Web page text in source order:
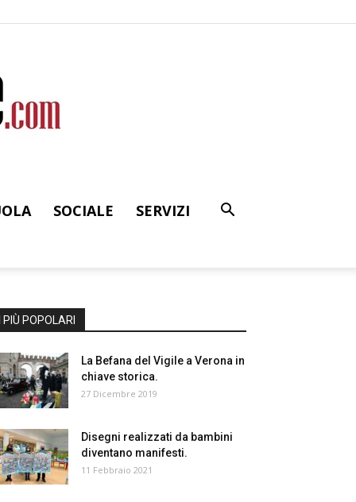
SOCIALE
SERVIZI
I PIÙ POPOLARI
La Befana del Vigile a Verona in
chiave storica.
27 Dicembre 2019
Disegni realizzati da bambini
diventano manifesti.
11 Febbraio 2021